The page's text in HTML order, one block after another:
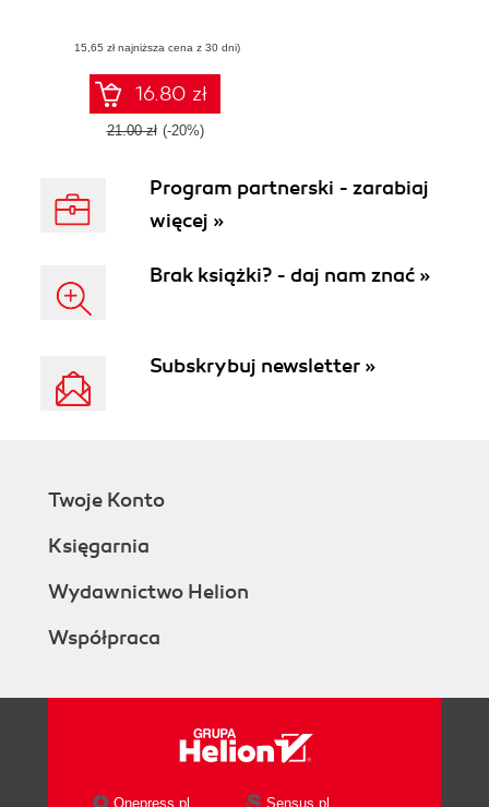
(15,65 zł najniższa cena z 30 dni)
16.80 zł
21.00 zł (-20%)
Program partnerski - zarabiaj
więcej »
Brak książki? - daj nam znać »
Subskrybuj newsletter »
Twoje Konto
Księgarnia
Wydawnictwo Helion
Współpraca
Onepress.pl Sensus.pl